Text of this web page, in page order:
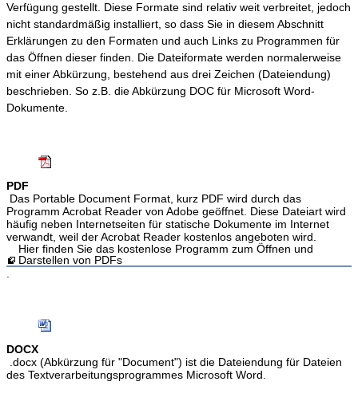
Verfügung gestellt. Diese Formate sind relativ weit verbreitet, jedoch
nicht standardmäßig installiert, so dass Sie in diesem Abschnitt
Erklärungen zu den Formaten und auch Links zu Programmen für
das Öffnen dieser finden. Die Dateiformate werden normalerweise
mit einer Abkürzung, bestehend aus drei Zeichen (Dateiendung)
beschrieben. So z.B. die Abkürzung DOC für Microsoft Word-
Dokumente.
PDF
Das Portable Document Format, kurz PDF wird durch das
Programm Acrobat Reader von Adobe geöffnet. Diese Dateiart wird
häufig neben Internetseiten für statische Dokumente im Internet
verwandt, weil der Acrobat Reader kostenlos angeboten wird.
Hier finden Sie das kostenlose Programm zum Öffnen und
Darstellen von PDFs
.
DOCX
.docx (Abkürzung für "Document") ist die Dateiendung für Dateien
des Textverarbeitungsprogrammes Microsoft Word.